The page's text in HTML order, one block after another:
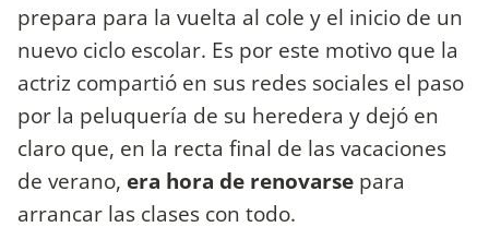
prepara para la vuelta al cole y el inicio de un
nuevo ciclo escolar. Es por este motivo que la
actriz compartió en sus redes sociales el paso
por la peluquería de su heredera y dejó en
claro que, en la recta final de las vacaciones
de verano, era hora de renovarse para
arrancar las clases con todo.